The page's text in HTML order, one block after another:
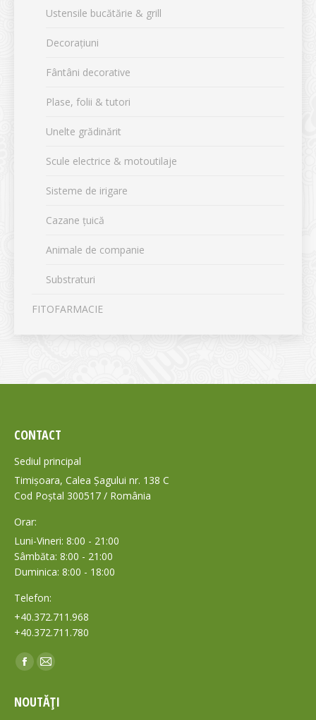
Ustensile bucătărie & grill
Decorațiuni
Fântâni decorative
Plase, folii & tutori
Unelte grădinărit
Scule electrice & motoutilaje
Sisteme de irigare
Cazane țuică
Animale de companie
Substraturi
FITOFARMACIE
CONTACT
Sediul principal
Timișoara, Calea Șagului nr. 138 C
Cod Poștal 300517 / România
Orar:
Luni-Vineri: 8:00 - 21:00
Sâmbăta: 8:00 - 21:00
Duminica: 8:00 - 18:00
Telefon:
+40.372.711.968
+40.372.711.780
Find us on:
Facebook
opens
Mail
opens
NOUTĂȚI